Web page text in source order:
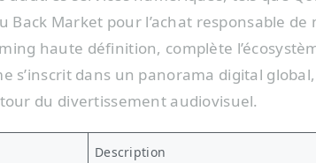
Back Market pour l’achat responsable
haute définition, complète
s’inscrit dans un panorama digital
du divertissement audiovisuel.
Description